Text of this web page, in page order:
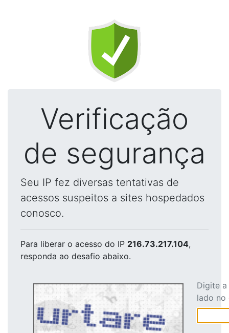
Verificação
de segurança
Seu IP fez diversas tentativas de
acessos suspeitos a sites hospedados
conosco.
Para liberar o acesso do IP 216.73.217.104,
responda ao desafio abaixo.
Digite
lado no